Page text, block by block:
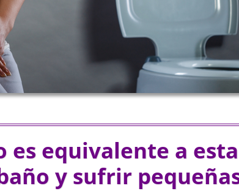
es equivalente a
y sufrir